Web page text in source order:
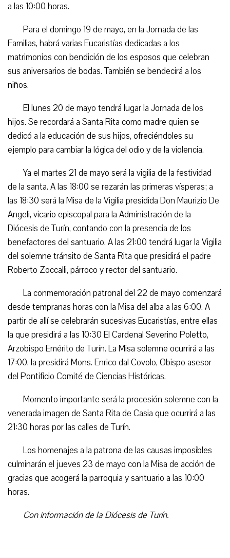
a las 10:00 horas.
Para el domingo 19 de mayo, en la Jornada de las
Familias, habrá varias Eucaristías dedicadas a los
matrimonios con bendición de los esposos que celebran
sus aniversarios de bodas. También se bendecirá a los
niños.
El lunes 20 de mayo tendrá lugar la Jornada de los
hijos. Se recordará a Santa Rita como madre quien se
dedicó a la educación de sus hijos, ofreciéndoles su
ejemplo para cambiar la lógica del odio y de la violencia.
Ya el martes 21 de mayo será la vigilia de la festividad
de la santa. A las 18:00 se rezarán las primeras vísperas; a
las 18:30 será la Misa de la Vigilia presidida Don Maurizio De
Angeli, vicario episcopal para la Administración de la
Diócesis de Turín, contando con la presencia de los
benefactores del santuario. A las 21:00 tendrá lugar la Vigilia
del solemne tránsito de Santa Rita que presidirá el padre
Roberto Zoccalli, párroco y rector del santuario.
La conmemoración patronal del 22 de mayo comenzará
desde tempranas horas con la Misa del alba a las 6:00. A
partir de allí se celebrarán sucesivas Eucaristías, entre ellas
la que presidirá a las 10:30 El Cardenal Severino Poletto,
Arzobispo Emérito de Turín. La Misa solemne ocurrirá a las
17:00, la presidirá Mons. Enrico dal Covolo, Obispo asesor
del Pontificio Comité de Ciencias Históricas.
Momento importante será la procesión solemne con la
venerada imagen de Santa Rita de Casia que ocurrirá a las
21:30 horas por las calles de Turín.
Los homenajes a la patrona de las causas imposibles
culminarán el jueves 23 de mayo con la Misa de acción de
gracias que acogerá la parroquia y santuario a las 10:00
horas.
Con información de la Diócesis de Turín.